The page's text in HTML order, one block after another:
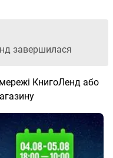
завершилася
КнигоЛенд або